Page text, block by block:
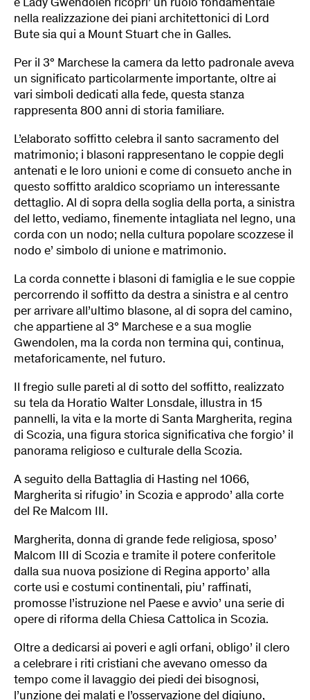
e Lady Gwendolen ricopri’ un ruolo fondamentale
nella realizzazione dei piani architettonici di Lord
Bute sia qui a Mount Stuart che in Galles.
Per il 3° Marchese la camera da letto padronale aveva
un significato particolarmente importante, oltre ai
vari simboli dedicati alla fede, questa stanza
rappresenta 800 anni di storia familiare.
L’elaborato soffitto celebra il santo sacramento del
matrimonio; i blasoni rappresentano le coppie degli
antenati e le loro unioni e come di consueto anche in
questo soffitto araldico scopriamo un interessante
dettaglio. Al di sopra della soglia della porta, a sinistra
del letto, vediamo, finemente intagliata nel legno, una
corda con un nodo; nella cultura popolare scozzese il
nodo e’ simbolo di unione e matrimonio.
La corda connette i blasoni di famiglia e le sue coppie
percorrendo il soffitto da destra a sinistra e al centro
per arrivare all’ultimo blasone, al di sopra del camino,
che appartiene al 3° Marchese e a sua moglie
Gwendolen, ma la corda non termina qui, continua,
metaforicamente, nel futuro.
Il fregio sulle pareti al di sotto del soffitto, realizzato
su tela da Horatio Walter Lonsdale, illustra in 15
pannelli, la vita e la morte di Santa Margherita, regina
di Scozia, una figura storica significativa che forgio’ il
panorama religioso e culturale della Scozia.
A seguito della Battaglia di Hasting nel 1066,
Margherita si rifugio’ in Scozia e approdo’ alla corte
del Re Malcom III.
Margherita, donna di grande fede religiosa, sposo’
Malcom III di Scozia e tramite il potere conferitole
dalla sua nuova posizione di Regina apporto’ alla
corte usi e costumi continentali, piu’ raffinati,
promosse l’istruzione nel Paese e avvio’ una serie di
opere di riforma della Chiesa Cattolica in Scozia.
Oltre a dedicarsi ai poveri e agli orfani, obligo’ il clero
a celebrare i riti cristiani che avevano omesso da
tempo come il lavaggio dei piedi dei bisognosi,
l’unzione dei malati e l’osservazione del digiuno,